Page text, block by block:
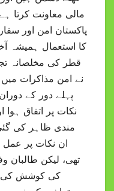
مالی معاونت کرتا
پاکستان امن اور
کا استعمال ہمیشہ
قطر کی مخلصانہ
نے امن مذاکرات
پہلے دور کے
نکات پر اتفاق
مندی ظاہر کی
ان نکات پر عمل
تھی، لیکن طالبان
کی کوشش کی